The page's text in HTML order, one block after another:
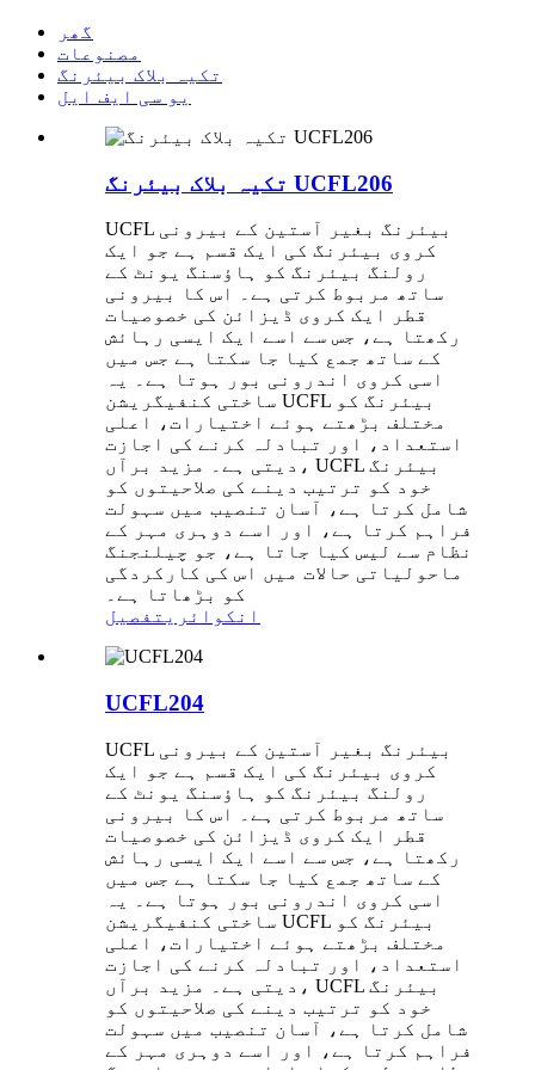
گھر
مصنوعات
تکیہ بلاک بیئرنگ
یو سی ایف ایل
تکیہ بلاک بیئرنگ UCFL206
UCFL بیئرنگ بغیر آستین کے بیرونی
کروی بیئرنگ کی ایک قسم ہے جو ایک
رولنگ بیئرنگ کو ہاؤسنگ یونٹ کے
ساتھ مربوط کرتی ہے۔ اس کا بیرونی
قطر ایک کروی ڈیزائن کی خصوصیات
رکھتا ہے، جس سے اسے ایک ایسی رہائش
کے ساتھ جمع کیا جا سکتا ہے جس میں
اسی کروی اندرونی بور ہوتا ہے۔ یہ
ساختی کنفیگریشن UCFL بیئرنگ کو
مختلف بڑھتے ہوئے اختیارات، اعلی
استعداد، اور تبادلہ کرنے کی اجازت
دیتی ہے۔ مزید برآں، UCFL بیئرنگ
خود کو ترتیب دینے کی صلاحیتوں کو
شامل کرتا ہے، آسان تنصیب میں سہولت
فراہم کرتا ہے، اور اسے دوہری مہر کے
نظام سے لیس کیا جاتا ہے، جو چیلنجنگ
ماحولیاتی حالات میں اس کی کارکردگی
کو بڑھاتا ہے۔
انکوائریتفصیل
UCFL204
UCFL بیئرنگ بغیر آستین کے بیرونی
کروی بیئرنگ کی ایک قسم ہے جو ایک
رولنگ بیئرنگ کو ہاؤسنگ یونٹ کے
ساتھ مربوط کرتی ہے۔ اس کا بیرونی
قطر ایک کروی ڈیزائن کی خصوصیات
رکھتا ہے، جس سے اسے ایک ایسی رہائش
کے ساتھ جمع کیا جا سکتا ہے جس میں
اسی کروی اندرونی بور ہوتا ہے۔ یہ
ساختی کنفیگریشن UCFL بیئرنگ کو
مختلف بڑھتے ہوئے اختیارات، اعلی
استعداد، اور تبادلہ کرنے کی اجازت
دیتی ہے۔ مزید برآں، UCFL بیئرنگ
خود کو ترتیب دینے کی صلاحیتوں کو
شامل کرتا ہے، آسان تنصیب میں سہولت
فراہم کرتا ہے، اور اسے دوہری مہر کے